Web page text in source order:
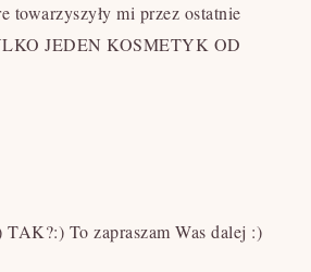
towarzyszyły mi przez ostatnie
JEDEN KOSMETYK OD
TAK?:) To zapraszam Was dalej :)